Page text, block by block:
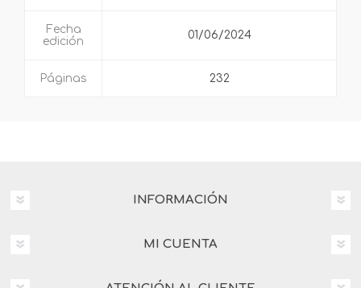
Fecha
edición
01/06/2024
Páginas 232
INFORMACIÓN
MI CUENTA